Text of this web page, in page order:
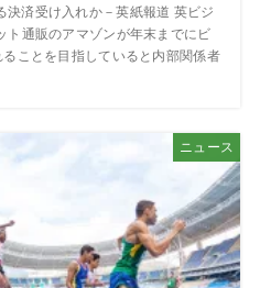
決済受け入れか－英紙報道 英ビジ
ト通販のアマゾンが年末までにビ
ことを目指していると内部関係者
ニュース